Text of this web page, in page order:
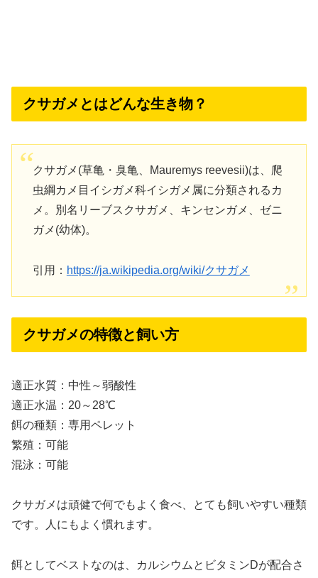
クサガメとはどんな生き物？
クサガメ(草亀・臭亀、Mauremys reevesii)は、爬
虫綱カメ目イシガメ科イシガメ属に分類されるカ
メ。別名リーブスクサガメ、キンセンガメ、ゼニ
ガメ(幼体)。
引用： https://ja.wikipedia.org/wiki/クサガメ
クサガメの特徴と飼い方
適正水質：中性～弱酸性
適正水温：20～28℃
餌の種類：専用ペレット
繁殖：可能
混泳：可能
クサガメは頑健で何でもよく食べ、とても飼いやすい種類
です。人にもよく慣れます。
餌としてベストなのは、カルシウムとビタミンDが配合さ